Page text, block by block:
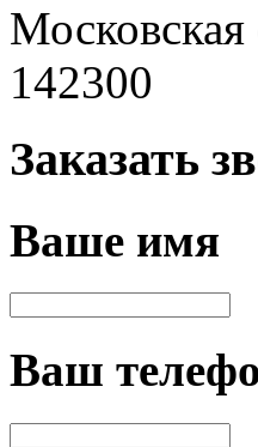
142300
Заказать
Ваше имя
Ваш